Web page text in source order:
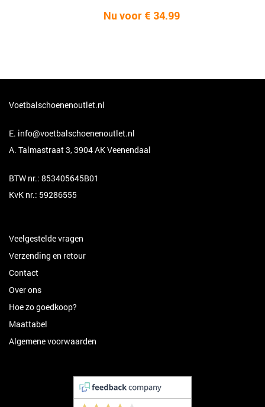
Nu voor € 34.99
Voetbalschoenenoutlet.nl
E. info@voetbalschoenenoutlet.nl
A. Talmastraat 3, 3904 AK Veenendaal
BTW nr.: 853405645B01
KvK nr.: 59286555
Veelgestelde vragen
Verzending en retour
Contact
Over ons
Hoe zo goedkoop?
Maattabel
Algemene voorwaarden